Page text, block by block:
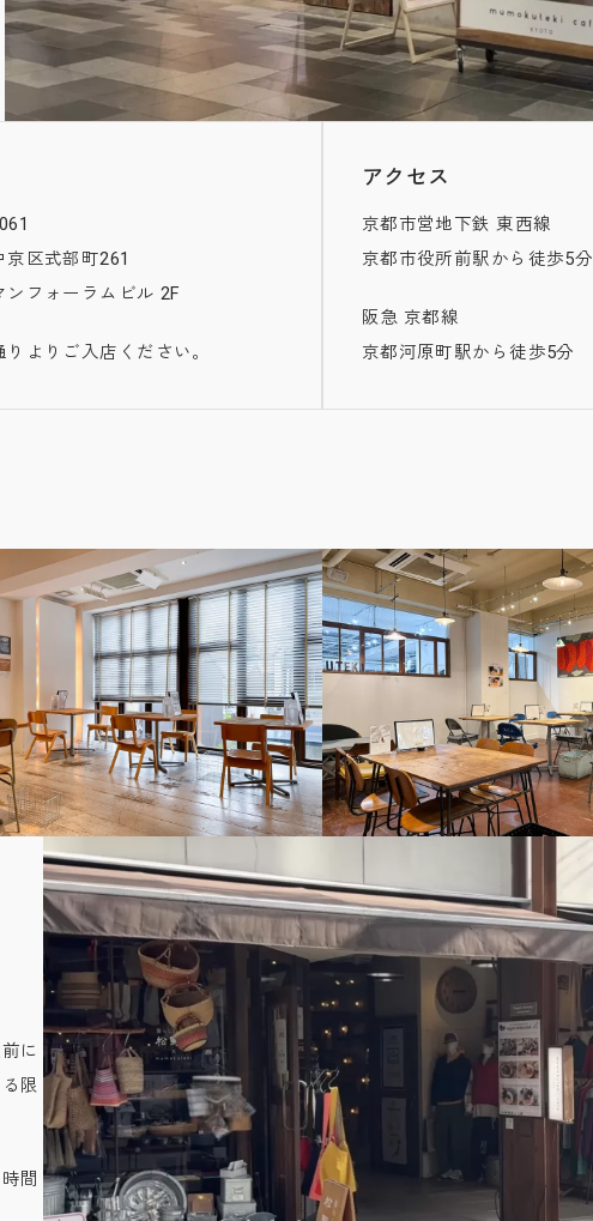
京区式部町261
ンフォーラムビル 2F
よりご入店ください。
アクセス
京都市営地下鉄 東西線
京都市役所前駅から徒歩5分
阪急 京都線
京都河原町駅から徒歩5分
に
限
間